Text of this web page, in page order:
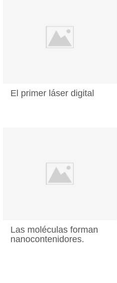
El primer láser digital
Las moléculas forman
nanocontenidores.